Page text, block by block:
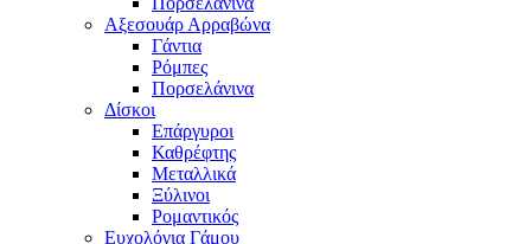
Αξεσουάρ Αρραβώνα
Γάντια
Ρόμπες
Πορσελάνινα
Δίσκοι
Επάργυροι
Καθρέφτης
Μεταλλικά
Ξύλινοι
Ρομαντικός
Ευχολόγια Γάμου